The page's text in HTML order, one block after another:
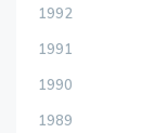
1992
1991
1990
1989